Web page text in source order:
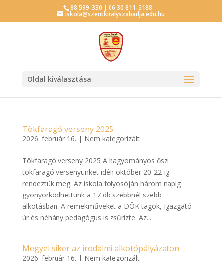
88 599-330 | 06 30 811-5188
iskola@szentkiralyszabadja.edu.hu
Oldal kiválasztása
Tökfaragó verseny 2025
2026. február 16. | Nem kategorizált
Tökfaragó verseny 2025 A hagyományos őszi
tökfaragó versenyünket idén október 20-22-ig
rendeztük meg. Az iskola folyosóján három napig
gyönyörködhettünk a 17 db szebbnél szebb
alkotásban. A remekműveket a DÖK tagok, Igazgató
úr és néhány pedagógus is zsűrizte. Az...
Megyei siker az irodalmi alkotópályázaton
2026. február 16. | Nem kategorizált